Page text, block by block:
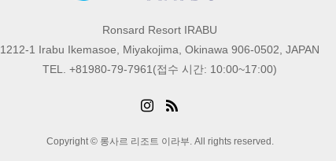
Ronsard Resort IRABU
1212-1 Irabu Ikemasoe, Miyakojima, Okinawa 906-0502, JAPAN
TEL. +81980-79-7961(접수 시간: 10:00~17:00)
Copyright © 롱사르 리조트 이라부. All rights reserved.